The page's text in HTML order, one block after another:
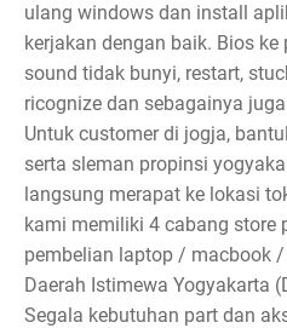
ulang windows dan install
kerjakan dengan baik. Bios
sound tidak bunyi, restart,
ricognize dan sebagainya
Untuk customer di jogja,
serta sleman propinsi
langsung merapat ke lokasi
kami memiliki 4 cabang store
pembelian laptop / macbook
Daerah Istimewa Yogyakarta
Segala kebutuhan part dan